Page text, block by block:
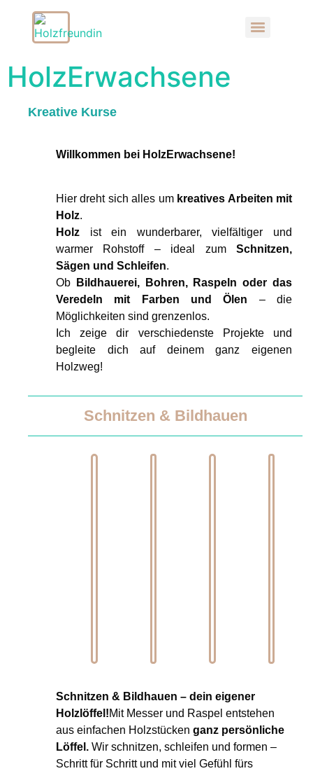
HolzErwachsene
Kreative Kurse
Willkommen bei HolzErwachsene!
Hier dreht sich alles um kreatives Arbeiten mit
Holz.
Holz ist ein wunderbarer, vielfältiger und
warmer Rohstoff – ideal zum Schnitzen,
Sägen und Schleifen.
Ob
Bildhauerei, Bohren, Raspeln oder das
Veredeln mit Farben und Ölen – die
Möglichkeiten sind grenzenlos.
Ich zeige dir verschiedenste Projekte und
begleite dich auf deinem ganz eigenen
Holzweg!
Schnitzen & Bildhauen
Schnitzen & Bildhauen – dein eigener
Holzlöffel!Mit Messer und Raspel entstehen
aus einfachen Holzstücken ganz persönliche
Löffel. Wir schnitzen, schleifen und formen –
Schritt für Schritt und mit viel Gefühl fürs